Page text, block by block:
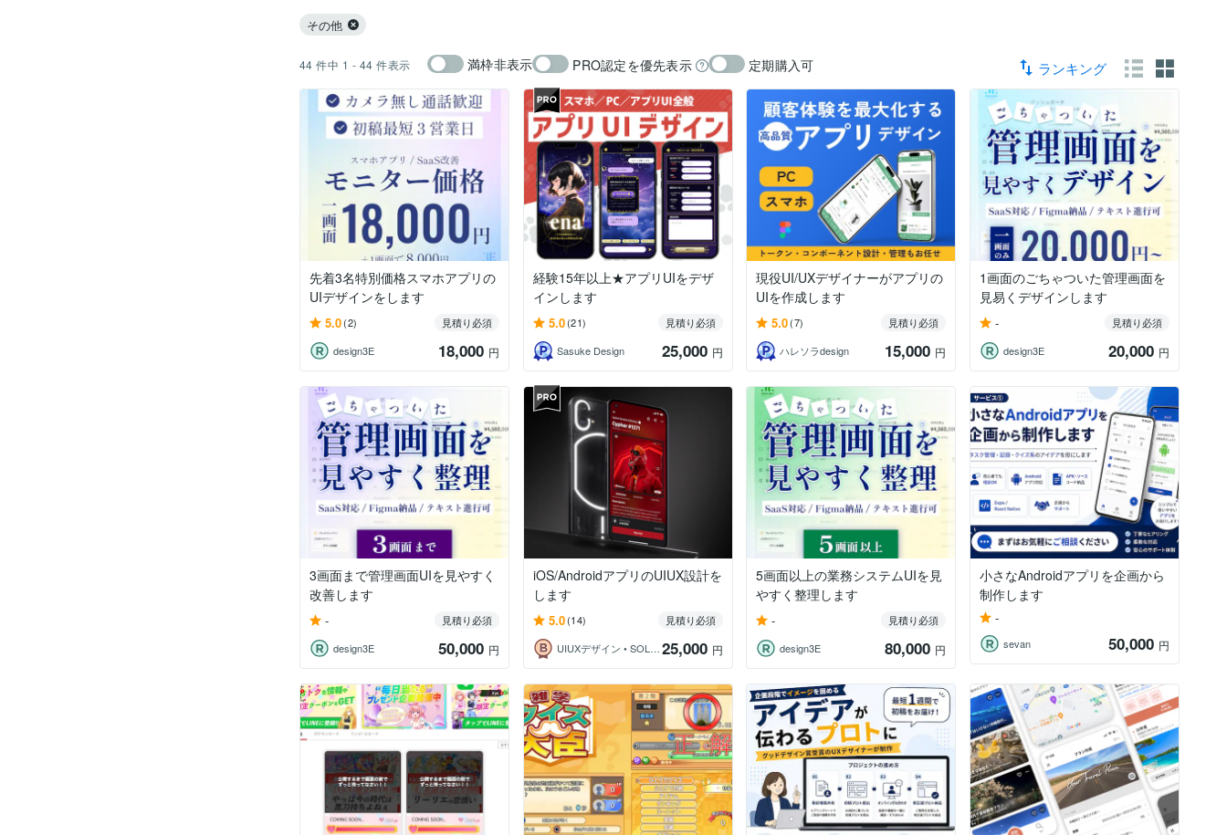
その他
44 件中 1 - 44 件表示 満枠非表示 PRO認定を優先表示 定期購入可 ランキング
先着3名特別価格スマホアプリの
UIデザインをします
5.0(2)
見積り必須
design3E
18,000 円
経験15年以上★アプリUIをデザ
インします
5.0(21)
見積り必須
Sasuke Design
25,000 円
現役UI/UXデザイナーがアプリの
UIを作成します
5.0(7)
見積り必須
ハレソラdesign
15,000 円
1画面のごちゃついた管理画面を
見易くデザインします
-
見積り必須
design3E
20,000 円
3画面まで管理画面UIを見やすく
改善します
-
見積り必須
design3E
50,000 円
iOS/AndroidアプリのUIUX設計を
します
5.0(14)
見積り必須
UIUXデザイン • SOLUS株式会社 25,000 円
5画面以上の業務システムUIを見
やすく整理します
-
見積り必須
design3E
80,000 円
小さなAndroidアプリを企画から
制作します
-
sevan 50,000 円